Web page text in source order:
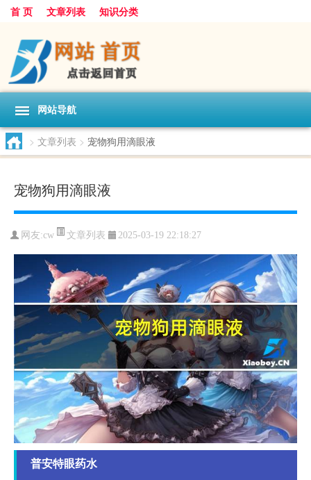
首 页 文章列表 知识分类
网站导航
> 文章列表 > 宠物狗用滴眼液
宠物狗用滴眼液
网友:cw 文章列表 2025-03-19 22:18:27
普安特眼药水